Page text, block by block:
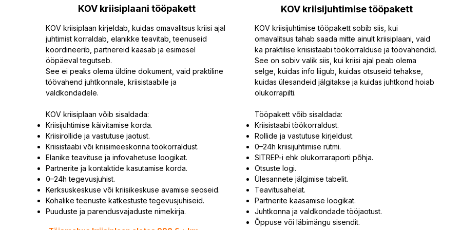
KOV kriisiplaani tööpakett
KOV kriisiplaan kirjeldab, kuidas omavalitsus kriisi ajal
juhtimist korraldab, elanikke teavitab, teenuseid
koordineerib, partnereid kaasab ja esimesel
ööpäeval tegutseb.
See ei peaks olema üldine dokument, vaid praktiline
töövahend juhtkonnale, kriisistaabile ja
valdkondadele.
KOV kriisiplaan võib sisaldada:
Kriisijuhtimise käivitamise korda.
Kriisirollide ja vastutuse jaotust.
Kriisistaabi või kriisimeeskonna töökorraldust.
Elanike teavituse ja infovahetuse loogikat.
Partnerite ja kontaktide kasutamise korda.
0–24h tegevusjuhist.
Kerksuskeskuse või kriisikeskuse avamise seoseid.
Kohalike teenuste katkestuste tegevusjuhiseid.
Puuduste ja parendusvajaduste nimekirja.
KOV kriisijuhtimise tööpakett
KOV kriisijuhtimise tööpakett sobib siis, kui
omavalitsus tahab saada mitte ainult kriisiplaani, vaid
ka praktilise kriisistaabi töökorralduse ja töövahendid.
See on sobiv valik siis, kui kriisi ajal peab olema
selge, kuidas info liigub, kuidas otsuseid tehakse,
kuidas ülesandeid jälgitakse ja kuidas juhtkond hoiab
olukorrapilti.
Tööpakett võib sisaldada:
Kriisistaabi töökorraldust.
Rollide ja vastutuse kirjeldust.
0–24h kriisijuhtimise rütmi.
SITREP-i ehk olukorraraporti põhja.
Otsuste logi.
Ülesannete jälgimise tabelit.
Teavitusahelat.
Partnerite kaasamise loogikat.
Juhtkonna ja valdkondade tööjaotust.
Õppuse või läbimängu sisendit.